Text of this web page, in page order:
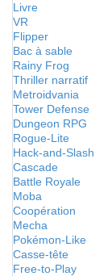
Livre
VR
Flipper
Bac à sable
Rainy Frog
Thriller narratif
Metroidvania
Tower Defense
Dungeon RPG
Rogue-Lite
Hack-and-Slash
Cascade
Battle Royale
Moba
Coopération
Mecha
Pokémon-Like
Casse-tête
Free-to-Play